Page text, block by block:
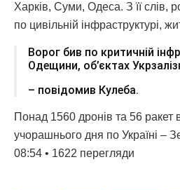
Харків, Суми, Одеса. З її слів,
по цивільній інфраструктурі,
Ворог бив по критичній
Одещини, об’єктах
– повідомив Кулеба.
Понад 1560 дронів та 56 ракет
учорашнього дня по Україні –
08:54 • 1622 перегляди